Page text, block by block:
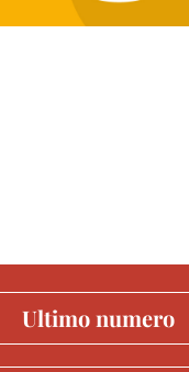
Ultimo numero